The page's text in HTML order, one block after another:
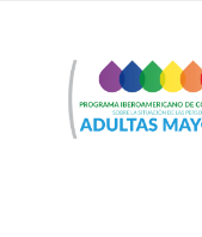
contenido